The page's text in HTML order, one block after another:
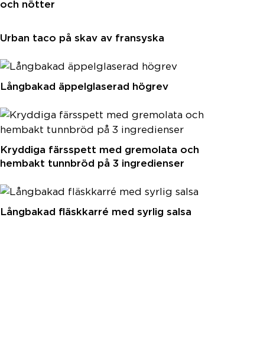
och nötter
Urban taco på skav av fransyska
Långbakad äppelglaserad högrev
Kryddiga färsspett med gremolata och
hembakt tunnbröd på 3 ingredienser
Långbakad fläskkarré med syrlig salsa